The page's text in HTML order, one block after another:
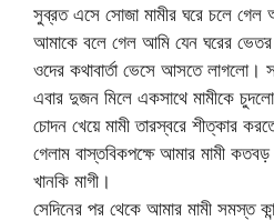
সুব্রত এসে সোজা মামীর ঘরে চলে গেল
আমাকে বলে গেল আমি যেন ঘরের ভেতর
ওদের কথাবার্তা ভেসে আসতে লাগলো।
এবার দুজন মিলে একসাথে মামীকে
চোদন খেয়ে মামী তারস্বরে শীত্কার
গেলাম বাস্তবিকপক্ষে আমার মামী
খানকি মাগী।
সেদিনের পর থেকে আমার মামী সমস্ত